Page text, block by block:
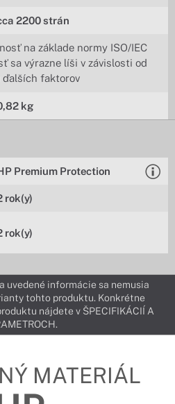
2200 strán
na základe normy ISO/IEC
sa výrazne líši v závislosti od
faktorov
kg
Premium Protection
rok(y)
rok(y)
uvedené informácie sa nemusia
tohto produktu. Konkrétne
nájdete v ŠPECIFIKÁCIÍ A
MATERIÁL